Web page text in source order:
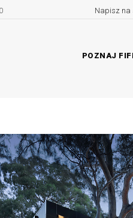
Napisz na
POZNAJ